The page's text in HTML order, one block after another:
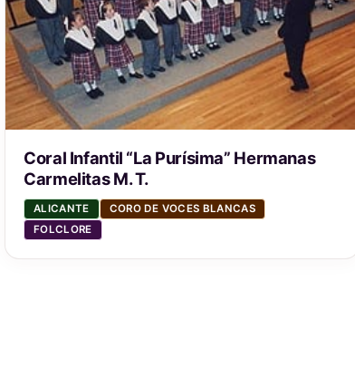
Coral Infantil “La Purísima” Hermanas
Carmelitas M. T.
ALICANTE
CORO DE VOCES BLANCAS
FOLCLORE